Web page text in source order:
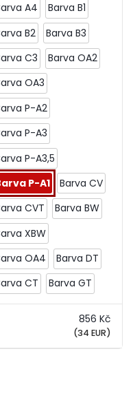
A4
Barva B1
B2
Barva B3
C3
Barva OA2
OA3
P-A2
P-A3
P-A3,5
P-A1
Barva CV
CVT
Barva BW
XBW
OA4
Barva DT
CT
Barva GT
856 Kč
(34 EUR)